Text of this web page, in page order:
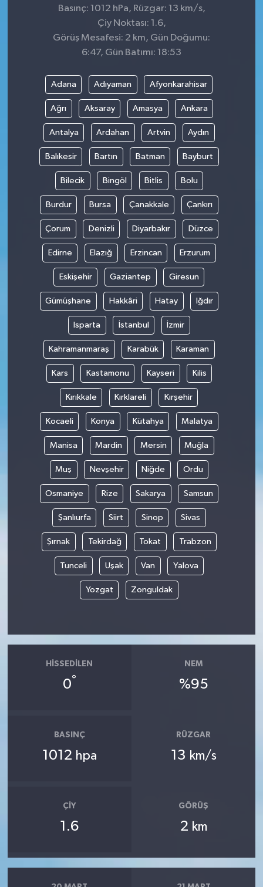
Basınç: 1012 hPa, Rüzgar: 13 km/s,
Çiy Noktası: 1.6,
Görüş Mesafesi: 2 km, Gün Doğumu:
6:47, Gün Batımı: 18:53
Adana Adıyaman Afyonkarahisar
Ağrı Aksaray Amasya Ankara
Antalya Ardahan Artvin Aydın
Balıkesir Bartın Batman Bayburt
Bilecik Bingöl Bitlis Bolu
Burdur Bursa Çanakkale Çankırı
Çorum Denizli Diyarbakır Düzce
Edirne Elazığ Erzincan Erzurum
Eskişehir Gaziantep Giresun
Gümüşhane Hakkâri Hatay Iğdır
Isparta İstanbul İzmir
Kahramanmaraş Karabük Karaman
Kars Kastamonu Kayseri Kilis
Kırıkkale Kırklareli Kırşehir
Kocaeli Konya Kütahya Malatya
Manisa Mardin Mersin Muğla
Muş Nevşehir Niğde Ordu
Osmaniye Rize Sakarya Samsun
Şanlıurfa Siirt Sinop Sivas
Şırnak Tekirdağ Tokat Trabzon
Tunceli Uşak Van Yalova
Yozgat Zonguldak
HISSEDILEN
0°
NEM
%95
BASINÇ
1012 hpa
RÜZGAR
13 km/s
ÇIY
1.6
GÖRÜŞ
2 km
KÜLTÜR-SANAT
Magazin
POLİTİKA
SİYASET
SPOR
TEKNOLOJİ
VEFATLAR
Yerel